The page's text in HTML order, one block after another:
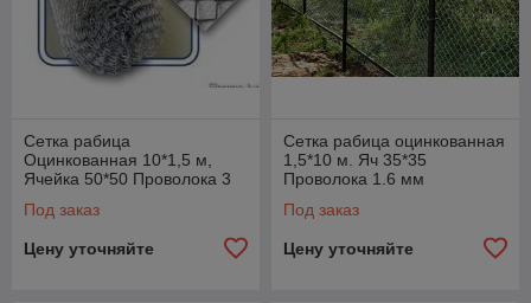
Сетка рабица
Оцинкованная 10*1,5 м,
Ячейка 50*50 Проволока 3
Под заказ
Цену уточняйте
Сетка рабица оцинкованная
1,5*10 м. Яч 35*35
Проволока 1.6 мм
Под заказ
Цену уточняйте